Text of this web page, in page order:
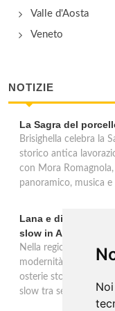
Valle d'Aosta
Veneto
NOTIZIE
La Sagra del
Brisighella celebra la
storico antica
con Mora
panoramico, musica
Lana e dintorni:
slow in Alto Adige
Nella regione di Lana
modernità si fondono
osterie storiche, vini
slow tra sentieri delle